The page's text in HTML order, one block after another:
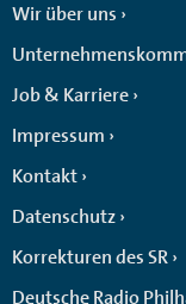
Wir über uns
Job & Karriere
Impressum
Kontakt
Datenschutz
Korrekturen des SR
Deutsche Radio